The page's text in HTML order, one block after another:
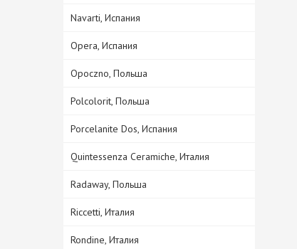
Navarti, Испания
Opera, Испания
Opoczno, Польша
Polcolorit, Польша
Porcelanite Dos, Испания
Quintessenza Ceramiche, Италия
Radaway, Польша
Riccetti, Италия
Rondine, Италия